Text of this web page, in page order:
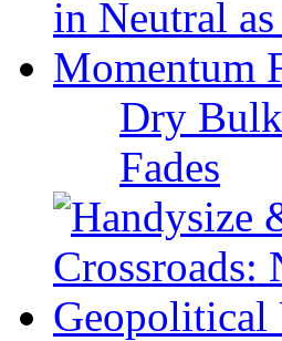
Dry
Fades